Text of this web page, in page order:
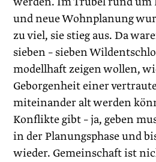
und neue Wohnplanung
zu viel, sie stieg aus. Da
sieben – sieben
modellhaft zeigen wollen,
Geborgenheit einer
miteinander alt werden
Konflikte gibt – ja, geben
in der Planungsphase und
wieder. Gemeinschaft ist